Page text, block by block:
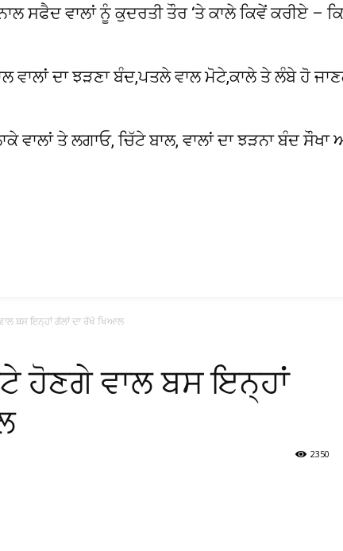
ਸਫੈਦ ਵਾਲਾਂ ਨੂੰ ਕੁਦਰਤੀ ਤੌਰ ‘ਤੇ ਕਾਲੇ ਕਿਵੇਂ ਕਰੀਏ –
ਵਾਲਾਂ ਦਾ ਝੜਣਾ ਬੰਦ,ਪਤਲੇ ਵਾਲ ਮੋਟੇ,ਕਾਲੇ ਤੇ ਲੰਬੇ ਹੋ
ਵਾਲਾਂ ਤੇ ਲਗਾਓ, ਚਿੱਟੇ ਬਾਲ, ਵਾਲਾਂ ਦਾ ਝੜਨਾ ਬੰਦ
ਬਸ ਇਨ੍ਹਾਂ ਗੱਲਾਂ ਦਾ ਰੱਖੋ ਖਿਆਲ
ਹੋਣਗੇ ਵਾਲ ਬਸ ਇਨ੍ਹਾਂ
2350